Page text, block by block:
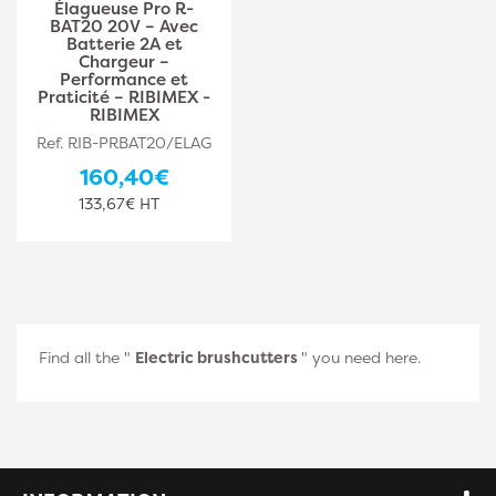
Élagueuse Pro R-
BAT20 20V – Avec
Batterie 2A et
Chargeur –
Performance et
Praticité – RIBIMEX -
RIBIMEX
Ref. RIB-PRBAT20/ELAG
160,40€
133,67€ HT
Find all the " Electric brushcutters " you need here.